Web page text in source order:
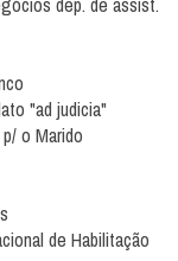
"ad judicia"
o Marido
de Habilitação